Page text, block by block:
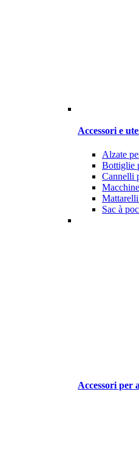
Accessori e
Alzate
Bottiglie
Cannelli
Mattarelli
Sac à
Accessori per